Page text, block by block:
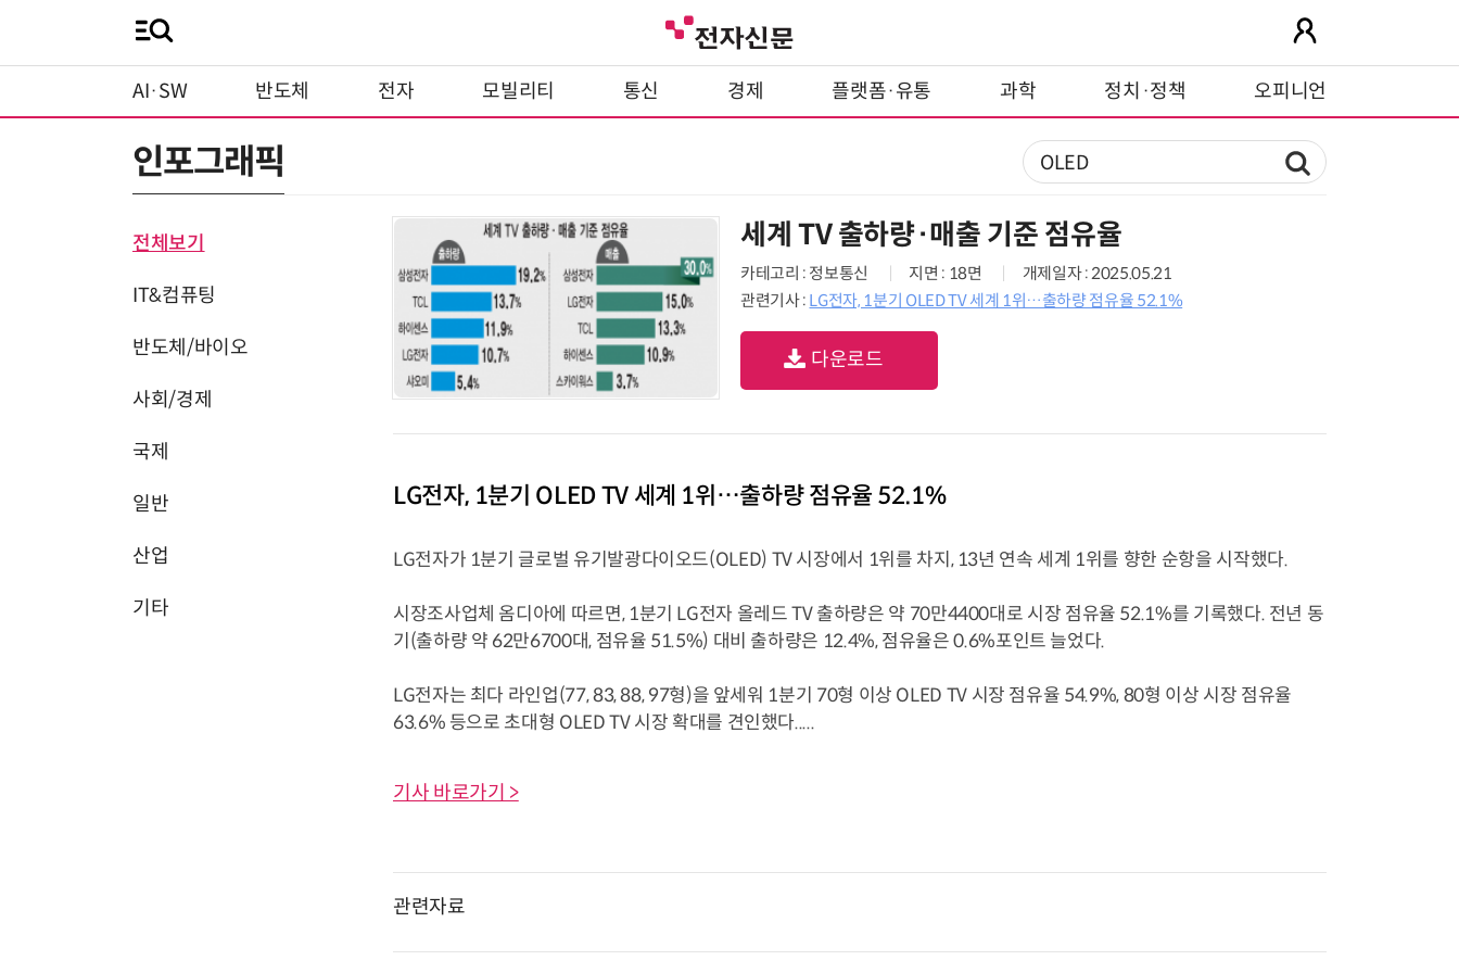
AI·SW 반도체 전자 모빌리티 통신 경제 플랫폼·유통 과학 정치·정책 오피니언
인포그래픽
전체보기
IT&컴퓨팅
반도체/바이오
사회/경제
국제
일반
산업
기타
세계 TV 출하량·매출 기준 점유율
카테고리 : 정보통신 지면 : 18면
개제일자 : 2025.05.21
관련기사 : LG전자, 1분기 OLED TV 세계 1위…출하량 점유율 52.1%
다운로드
LG전자, 1분기 OLED TV 세계 1위…출하량 점유율 52.1%
LG전자가 1분기 글로벌 유기발광다이오드(OLED) TV 시장에서 1위를 차지, 13년 연속 세계 1위를 향한 순항을 시작했다.
시장조사업체 옴디아에 따르면, 1분기 LG전자 올레드 TV 출하량은 약 70만4400대로 시장 점유율 52.1%를 기록했다. 전년 동
기(출하량 약 62만6700대, 점유율 51.5%) 대비 출하량은 12.4%, 점유율은 0.6%포인트 늘었다.
LG전자는 최다 라인업(77, 83, 88, 97형)을 앞세워 1분기 70형 이상 OLED TV 시장 점유율 54.9%, 80형 이상 시장 점유율
63.6% 등으로 초대형 OLED TV 시장 확대를 견인했다.....
기사 바로가기 >
관련자료